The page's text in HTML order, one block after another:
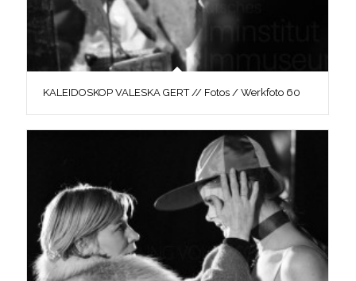
KALEIDOSKOP VALESKA GERT // Fotos / Werkfoto 60